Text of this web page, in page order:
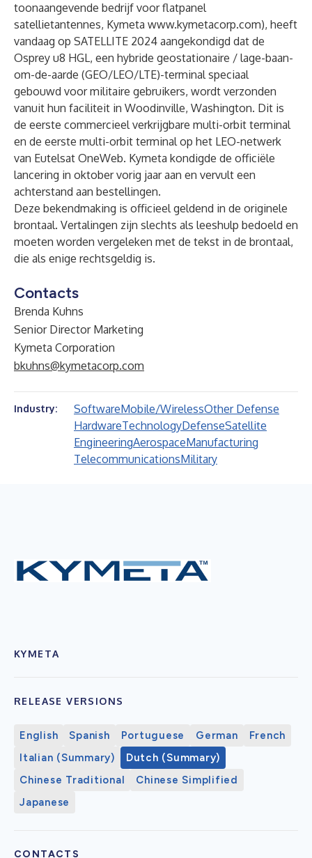
toonaangevende bedrijf voor flatpanel
satellietantennes, Kymeta www.kymetacorp.com), heeft
vandaag op SATELLITE 2024 aangekondigd dat de
Osprey u8 HGL, een hybride geostationaire / lage-baan-
om-de-aarde (GEO/LEO/LTE)-terminal speciaal
gebouwd voor militaire gebruikers, wordt verzonden
vanuit hun faciliteit in Woodinville, Washington. Dit is
de eerste commercieel verkrijgbare multi-orbit terminal
en de eerste multi-orbit terminal op het LEO-netwerk
van Eutelsat OneWeb. Kymeta kondigde de officiële
lancering in oktober vorig jaar aan en vervult een
achterstand aan bestellingen.
Deze bekendmaking is officieel geldend in de originele
brontaal. Vertalingen zijn slechts als leeshulp bedoeld en
moeten worden vergeleken met de tekst in de brontaal,
die als enige rechtsgeldig is.
Contacts
Brenda Kuhns
Senior Director Marketing
Kymeta Corporation
bkuhns@kymetacorp.com
Industry: SoftwareMobile/WirelessOther Defense
HardwareTechnologyDefenseSatellite
EngineeringAerospaceManufacturing
TelecommunicationsMilitary
KYMETA
RELEASE VERSIONS
English Spanish Portuguese German
French
Italian (Summary)
Dutch (Summary)
Chinese Traditional
Chinese Simplified
Japanese
CONTACTS